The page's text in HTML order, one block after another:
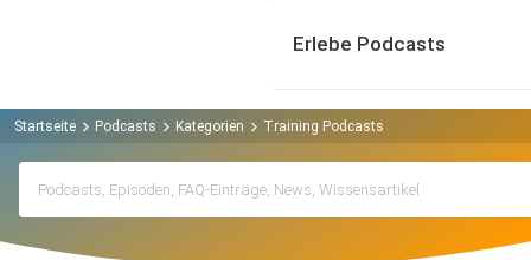
Erlebe Podcasts
Startseite Podcasts Kategorien Training Podcasts